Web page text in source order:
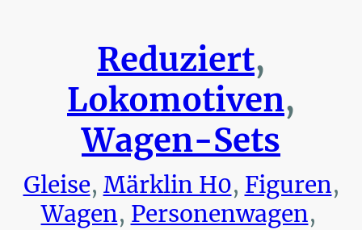
Reduziert,
Lokomotiven,
Wagen-Sets
Gleise, Märklin H0, Figuren,
Wagen, Personenwagen,